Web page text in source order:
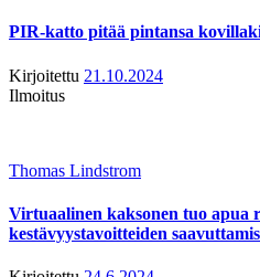
PIR-katto pitää pintansa
Kirjoitettu 21.10.2024
Ilmoitus
Thomas Lindstrom
Virtuaalinen kaksonen tuo apua
kestävyystavoitteiden